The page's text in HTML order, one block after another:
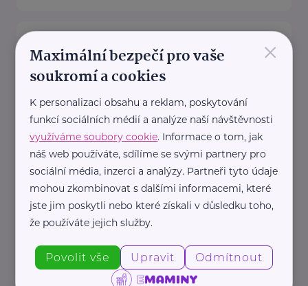
Zdravotnické potřeby, Distribuce
PZT, s.r.o.
Palackého 187 Turnov
Společnost Distribuce PZT, s.r.o.
, působící na českém trhu v
oblasti zdravotnických potřeb již
od roku ...
https://www.zdravotnicke-
potreby.cz/
+420 777 151 911
×
Maximální bezpečí pro vaše
soukromí a cookies
K personalizaci obsahu a reklam, poskytování
funkcí sociálních médií a analýze naší návštěvnosti
využíváme soubory cookie. Informace o tom, jak
náš web používáte, sdílíme se svými partnery pro
sociální média, inzerci a analýzy. Partneři tyto údaje
mohou zkombinovat s dalšími informacemi, které
jste jim poskytli nebo které získali v důsledku toho,
že používáte jejich služby.
Povolit vše Upravit Odmítnout